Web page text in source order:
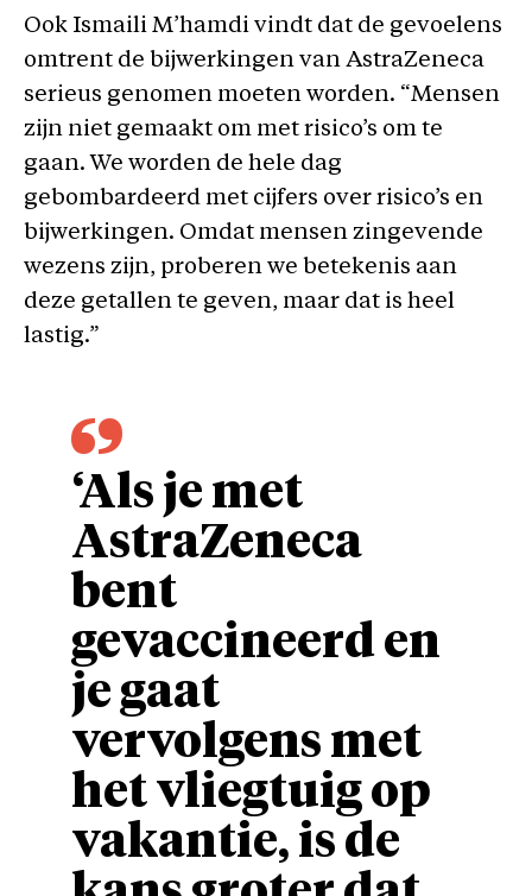
Ook Ismaili M’hamdi vindt dat de gevoelens
omtrent de bijwerkingen van AstraZeneca
serieus genomen moeten worden. “Mensen
zijn niet gemaakt om met risico’s om te
gaan. We worden de hele dag
gebombardeerd met cijfers over risico’s en
bijwerkingen. Omdat mensen zingevende
wezens zijn, proberen we betekenis aan
deze getallen te geven, maar dat is heel
lastig.”
‘Als je met
AstraZeneca
bent
gevaccineerd en
je gaat
vervolgens met
het vliegtuig op
vakantie, is de